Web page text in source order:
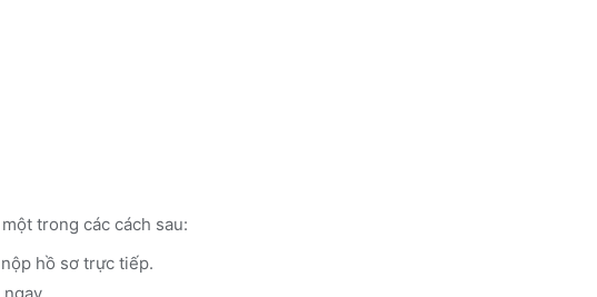
trong các cách sau:
hồ sơ trực tiếp.